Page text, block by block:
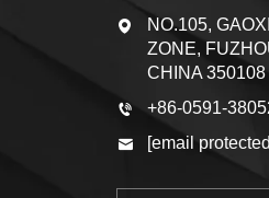
NO.105,
ZONE,
CHINA 350108
+86-0591-
[email